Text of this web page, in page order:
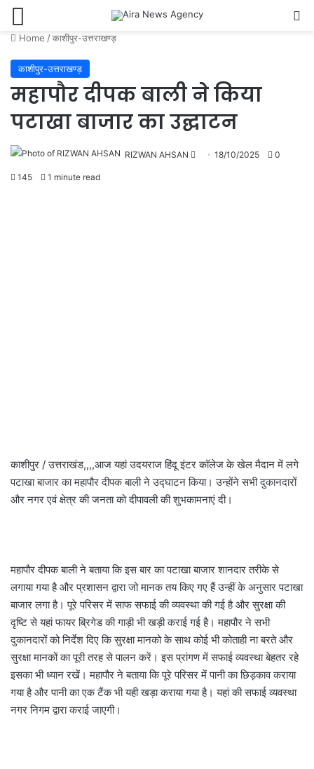
Home /काशीपुर-उत्तराखण्ड़
काशीपुर-उत्तराखण्ड़
महापौर दीपक बाली ने किया
पटाखा बाजार का उद्घाटन
RIZWAN AHSAN
Send18/10/2025 0
145 1 minute read
काशीपुर / उत्तराखंड,,,,आज यहां उदयराज हिंदू इंटर कॉलेज के खेल मैदान में लगे
पटाखा बाजार का महापौर दीपक बाली ने उद्घाटन किया। उन्होंने सभी दुकानदारों
और नगर एवं क्षेत्र की जनता को दीपावली की शुभकामनाएं दी।
महापौर दीपक बाली ने बताया कि इस बार का पटाखा बाजार शानदार तरीके से
लगाया गया है और प्रशासन द्वारा जो मानक तय किए गए हैं उन्हीं के अनुसार पटाखा
बाजार लगा है। पूरे परिसर में साफ सफाई की व्यवस्था की गई है और सुरक्षा की
दृष्टि से यहां फायर ब्रिगेड की गाड़ी भी खड़ी कराई गई है। महापौर ने सभी
दुकानदारों को निर्देश दिए कि सुरक्षा मानको के साथ कोई भी कोताही ना बरते और
सुरक्षा मानकों का पूरी तरह से पालन करें। इस प्रांगण में सफाई व्यवस्था बेहतर रहे
इसका भी ध्यान रखें। महापौर ने बताया कि पूरे परिसर में पानी का छिड़काव कराया
गया है और पानी का एक टैंक भी यही खड़ा कराया गया है। यहां की सफाई व्यवस्था
नगर निगम द्वारा कराई जाएगी।